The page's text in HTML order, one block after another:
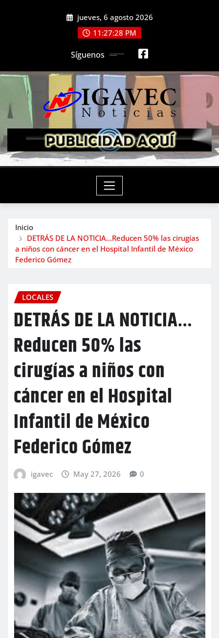
jueves, 6 agosto 2026
11:27:30 PM
Síguenos
Inicio
DETRÁS DE LA NOTICIA…Reducen 50% las cirugías
a niños con cáncer en el Hospital Infantil de México
Federico Gómez
LOCALES
DETRÁS DE LA NOTICIA…
Reducen 50% las
cirugías a niños con
cáncer en el Hospital
Infantil de México
Federico Gómez
igavec May 27, 2026 0